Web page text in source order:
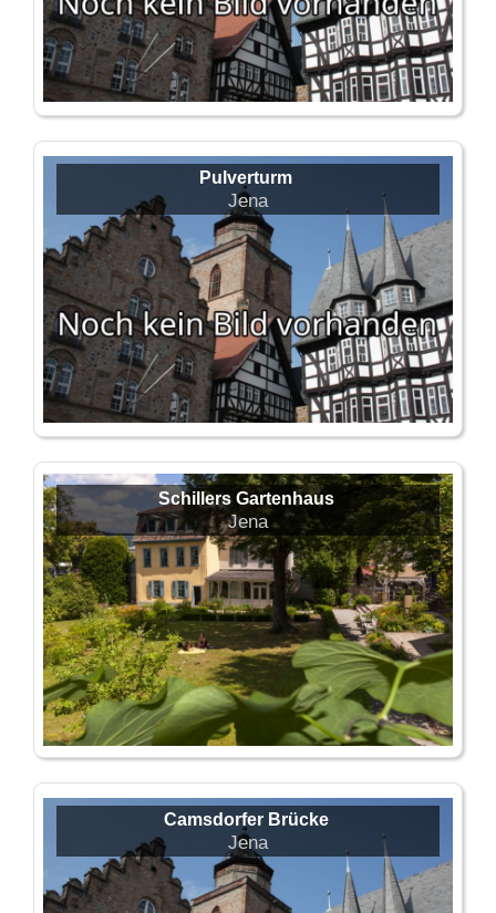
Pulverturm
Jena
Schillers Gartenhaus
Jena
Camsdorfer Brücke
Jena